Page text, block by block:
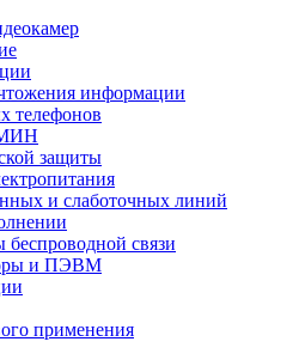
информации
телефонов
защиты
и слаботочных линий
связи
и ПЭВМ
применения